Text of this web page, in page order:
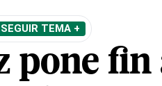
SEGUIR TEMA +
pone fin